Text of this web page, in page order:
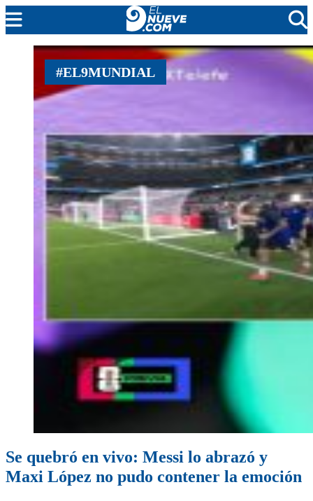
MENDOZA
CADA DÍA
ARGENTINA
PROTAGONISTAS
EL NUEVE STREAMS
PROGRAMACIÓN
EN VIVO
#EL9MUNDIAL
Se quebró en vivo: Messi lo abrazó y
Maxi López no pudo contener la emoción